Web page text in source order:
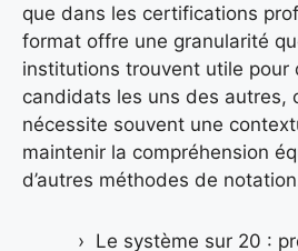
que dans les certifications
format offre une granularité
institutions trouvent utile pour
candidats les uns des autres,
nécessite souvent une
maintenir la compréhension
d’autres méthodes de
Le système sur 20 :